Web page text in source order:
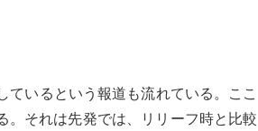
いるという報道も流れている。ここ
それは先発では、リリーフ時と比較